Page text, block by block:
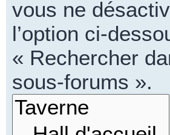
vous ne
l’option ci-
« Rechercher
sous-forums ».